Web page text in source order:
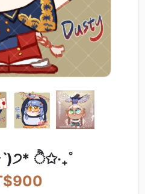
ੈ✩‧₊˚